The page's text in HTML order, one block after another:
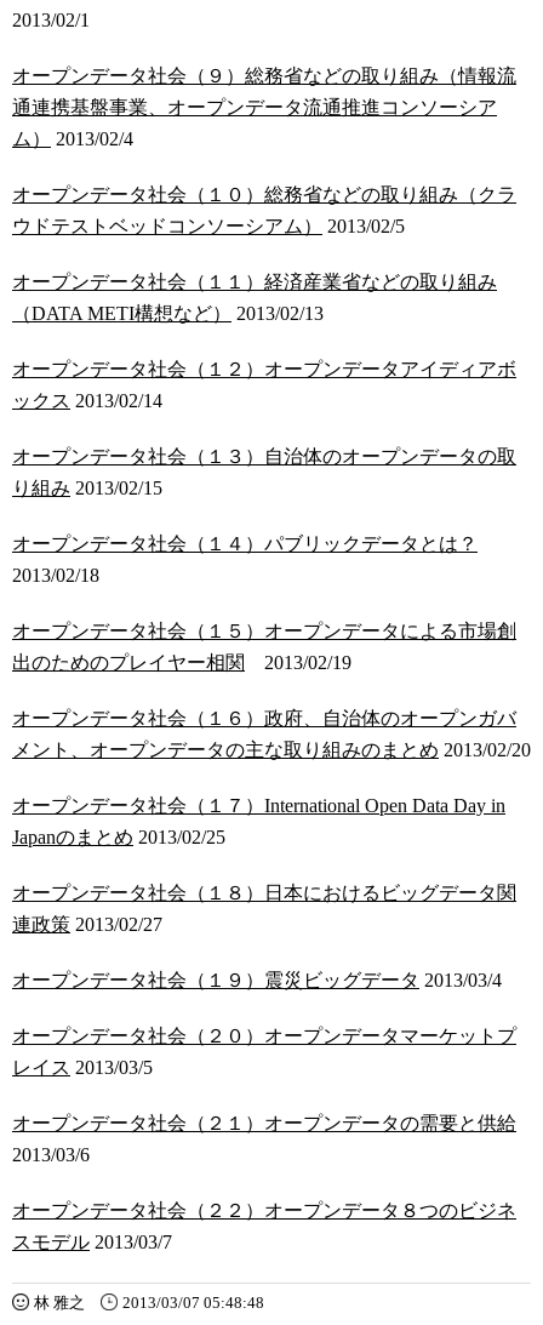
2013/02/1
オープンデータ社会（９）総務省などの取り組み（情報流
通連携基盤事業、オープンデータ流通推進コンソーシア
ム）
2013/02/4
オープンデータ社会（１０）総務省などの取り組み（クラ
ウドテストベッドコンソーシアム）
2013/02/5
オープンデータ社会（１１）経済産業省などの取り組み
（DATA METI構想など）
2013/02/13
オープンデータ社会（１２）オープンデータアイディアボ
ックス 2013/02/14
オープンデータ社会（１３）自治体のオープンデータの取
り組み 2013/02/15
オープンデータ社会（１４）パブリックデータとは？
2013/02/18
オープンデータ社会（１５）オープンデータによる市場創
出のためのプレイヤー相関
2013/02/19
オープンデータ社会（１６）政府、自治体のオープンガバ
メント、オープンデータの主な取り組みのまとめ 2013/02/20
オープンデータ社会（１７）International Open Data Day in
Japanのまとめ 2013/02/25
オープンデータ社会（１８）日本におけるビッグデータ関
連政策 2013/02/27
オープンデータ社会（１９）震災ビッグデータ 2013/03/4
オープンデータ社会（２０）オープンデータマーケットプ
レイス 2013/03/5
オープンデータ社会（２１）オープンデータの需要と供給
2013/03/6
オープンデータ社会（２２）オープンデータ８つのビジネ
スモデル 2013/03/7
林 雅之 2013/03/07 05:48:48